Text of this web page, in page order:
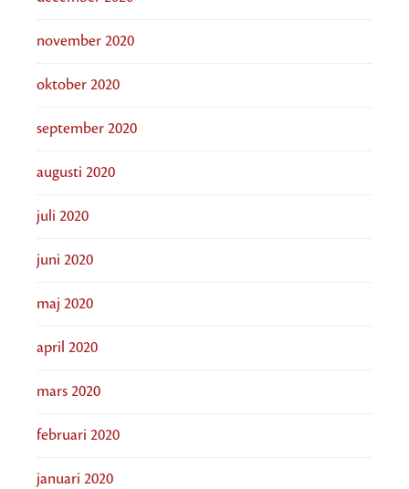
november 2020
oktober 2020
september 2020
augusti 2020
juli 2020
juni 2020
maj 2020
april 2020
mars 2020
februari 2020
januari 2020